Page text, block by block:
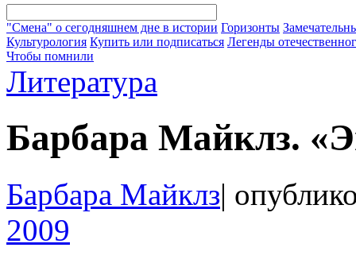
"Смена" о сегодняшнем дне в истории Горизонты
Культурология Купить или подписаться Легенды
Чтобы помнили
Литература
Барбара Майклз.
Барбара Майклз|
2009